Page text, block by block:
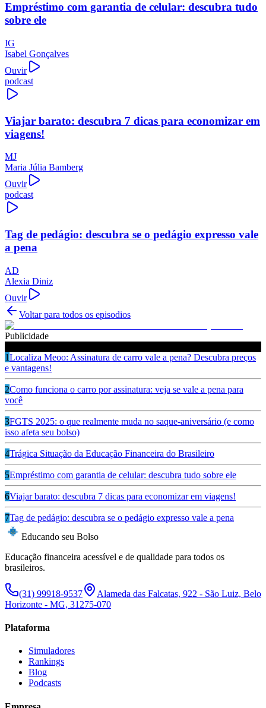
Empréstimo com garantia de celular: descubra tudo
sobre ele
IG
Isabel Gonçalves
Ouvir
podcast
Viajar barato: descubra 7 dicas para economizar em
viagens!
MJ
Maria Júlia Bamberg
Ouvir
podcast
Tag de pedágio: descubra se o pedágio expresso vale
a pena
AD
Alexia Diniz
Ouvir
Voltar para todos os episodios
Publicidade
1Localiza Meoo: Assinatura de carro vale a pena? Descubra preços
e vantagens!
2Como funciona o carro por assinatura: veja se vale a pena para
você
3FGTS 2025: o que realmente muda no saque-aniversário (e como
isso afeta seu bolso)
4Trágica Situação da Educação Financeira do Brasileiro
5Empréstimo com garantia de celular: descubra tudo sobre ele
6Viajar barato: descubra 7 dicas para economizar em viagens!
7Tag de pedágio: descubra se o pedágio expresso vale a pena
Educando seu Bolso
Educação financeira acessível e de qualidade para todos os
brasileiros.
(31) 99918-9537
Alameda das Falcatas, 922 - São Luiz, Belo
Horizonte - MG, 31275-070
Plataforma
Simuladores
Rankings
Blog
Podcasts